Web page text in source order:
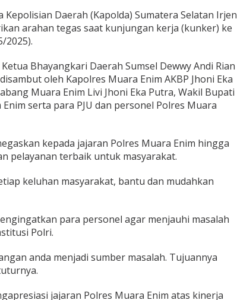
Kepolisian Daerah (Kapolda) Sumatera Selatan Irjen
arahan tegas saat kunjungan kerja (kunker) ke
2025).
Bhayangkari Daerah Sumsel Dewwy Andi Rian
oleh Kapolres Muara Enim AKBP Jhoni Eka
Muara Enim Livi Jhoni Eka Putra, Wakil Bupati
serta para PJU dan personel Polres Muara
kepada jajaran Polres Muara Enim hingga
pelayanan terbaik untuk masyarakat.
keluhan masyarakat, bantu dan mudahkan
para personel agar menjauhi masalah
Polri.
anda menjadi sumber masalah. Tujuannya
jajaran Polres Muara Enim atas kinerja